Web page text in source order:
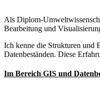
Als Diplom-
Bearbeitung und
Ich kenne die Strukturen und
Datenbeständen. Diese
Im Bereich GIS und